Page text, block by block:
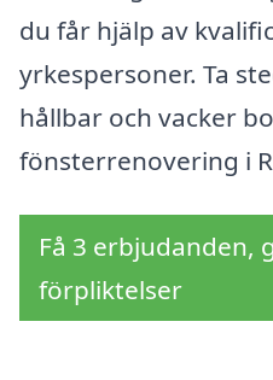
du får hjälp av
yrkespersoner. Ta
hållbar och vacker
fönsterrenovering i
Få 3 erbjudanden,
förpliktelser